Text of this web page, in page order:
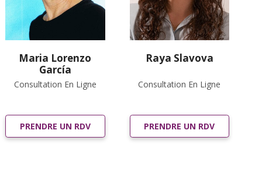
Maria Lorenzo
García
Consultation En Ligne
PRENDRE UN RDV
Raya Slavova
Consultation En Ligne
PRENDRE UN RDV